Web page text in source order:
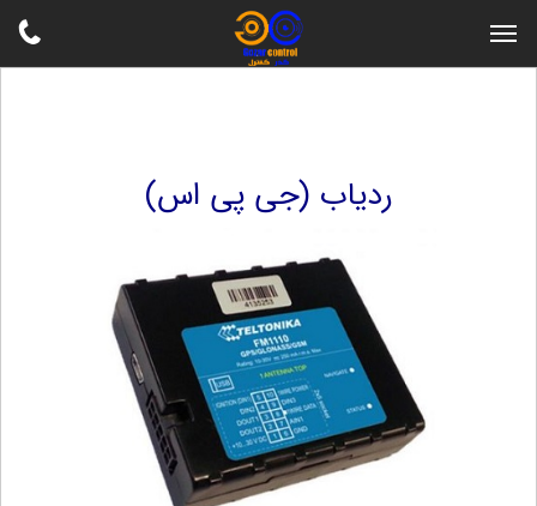
ردیاب (جی پی اس)